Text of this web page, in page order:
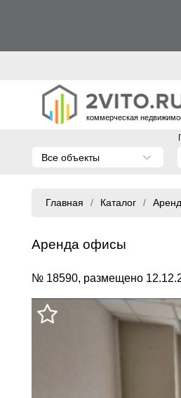
коммерческая
Все объекты
Главная Каталог
Аренда офисы
№ 18590, размещено